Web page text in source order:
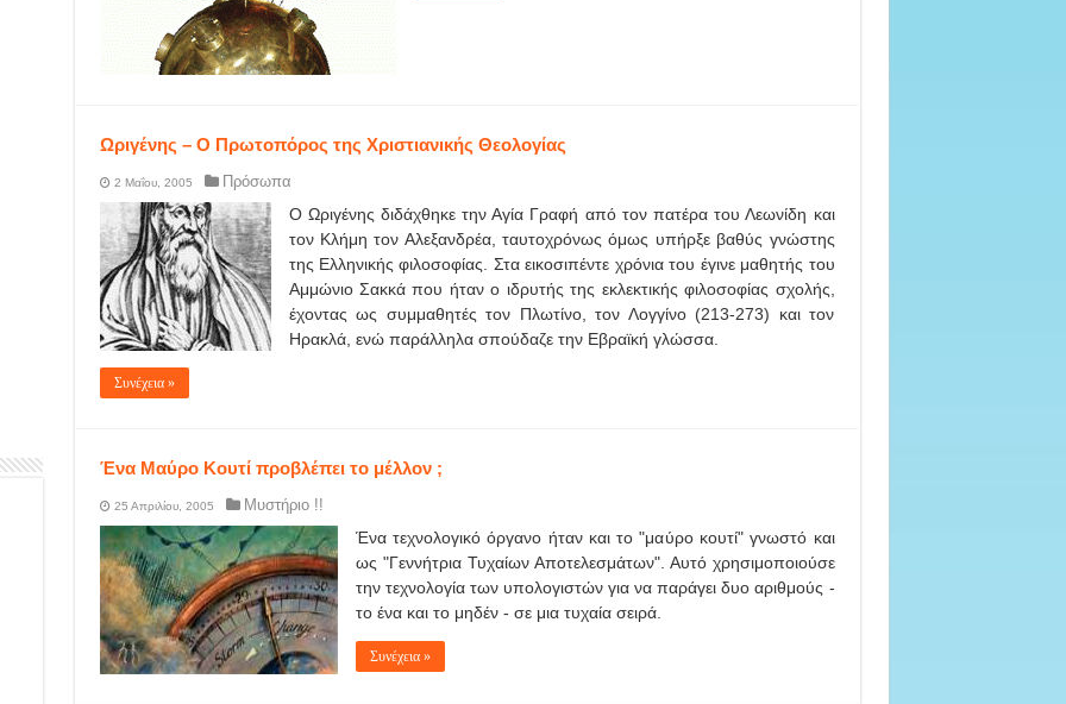
Ωριγένης – Ο Πρωτοπόρος της Χριστιανικής Θεολογίας
2 Μαΐου, 2005 Πρόσωπα
Ο Ωριγένης διδάχθηκε την Αγία Γραφή από τον πατέρα του Λεωνίδη και
τον Κλήμη τον Αλεξανδρέα, ταυτοχρόνως όμως υπήρξε βαθύς γνώστης
της Ελληνικής φιλοσοφίας. Στα εικοσιπέντε χρόνια του έγινε μαθητής του
Αμμώνιο Σακκά που ήταν ο ιδρυτής της εκλεκτικής φιλοσοφίας σχολής,
έχοντας ως συμμαθητές τον Πλωτίνο, τον Λογγίνο (213-273) και τον
Ηρακλά, ενώ παράλληλα σπούδαζε την Εβραϊκή γλώσσα.
Συνέχεια »
Ένα Μαύρο Κουτί προβλέπει το μέλλον ;
25 Απριλίου, 2005 Μυστήριο !!
Ένα τεχνολογικό όργανο ήταν και το "μαύρο κουτί" γνωστό και
ως "Γεννήτρια Τυχαίων Αποτελεσμάτων". Αυτό χρησιμοποιούσε
την τεχνολογία των υπολογιστών για να παράγει δυο αριθμούς -
το ένα και το μηδέν - σε μια τυχαία σειρά.
Συνέχεια »